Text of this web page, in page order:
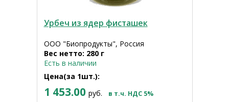
Урбеч из ядер фисташек
ООО "Биопродукты", Россия
Вес нетто: 280 г
Есть в наличии
Цена(за 1шт.):
1 453.00 руб. в т.ч. НДС 5%